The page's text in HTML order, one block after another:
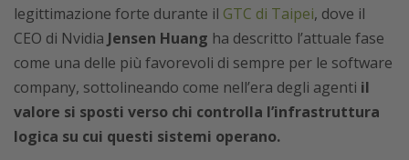
legittimazione forte durante il GTC di Taipei, dove il
CEO di Nvidia Jensen Huang ha descritto l’attuale fase
come una delle più favorevoli di sempre per le software
company, sottolineando come nell’era degli agenti il
valore si sposti verso chi controlla l’infrastruttura
logica su cui questi sistemi operano.